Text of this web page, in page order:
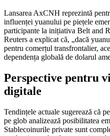
Lansarea AxCNH reprezintă
influenței yuanului pe piețele
participante la inițiativa Belt and
Reuters a explicat că, „dacă
pentru comerțul transfrontalier,
dependența globală de dolarul
Perspective pentru
digitale
Tendințele actuale sugerează că
pe glob analizează posibilitatea
Stablecoinurile private sunt